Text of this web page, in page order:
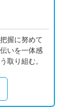
握に努めて
いを一体感
取り組む。